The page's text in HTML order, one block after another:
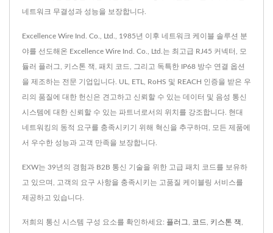
네트워크 무결성과 성능을 보장합니다.
Excellence Wire Ind. Co., Ltd., 1985년 이후 네트워크 케이블 솔루션 분
야를 선도해온 Excellence Wire Ind. Co., Ltd.는 최고급 RJ45 커넥터, 모
듈러 플러그, 키스톤 잭, 패치 코드, 그리고 독특한 IP68 방수 연결 옵션
을 제조하는 전문 기업입니다. UL, ETL, RoHS 및 REACH 인증을 받은 우
리의 품질에 대한 헌신은 견고하고 신뢰할 수 있는 데이터 및 음성 통신
시스템에 대한 신뢰할 수 있는 파트너로서의 위치를 강조합니다. 현대
네트워킹의 동적 요구를 충족시키기 위해 혁신을 추구하며, 모든 제품에
서 우수한 성능과 고객 만족을 보장합니다.
EXW는 39년의 경험과 B2B 통신 기술을 위한 고급 패치 코드를 보유하
고 있으며, 고객의 요구 사항을 충족시키는 고품질 케이블링 서비스를
제공하고 있습니다.
저희의 통신 시스템 구성 요소를 확인하세요: 플러그 코드 키스톤 잭